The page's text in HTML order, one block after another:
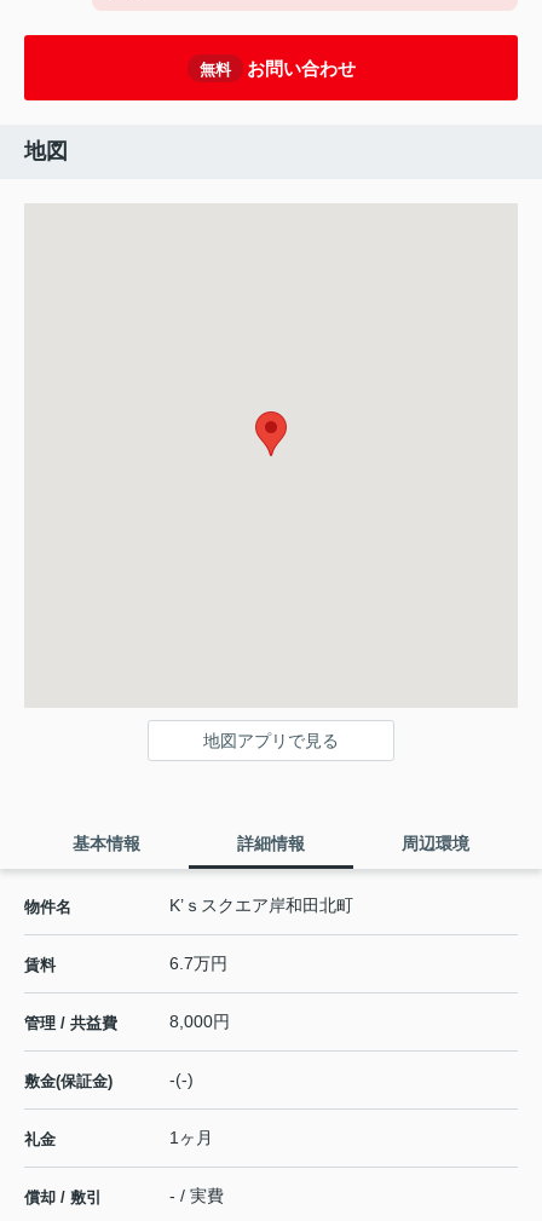
無料 お問い合わせ
地図
地図アプリで見る
基本情報 詳細情報 周辺環境
物件名 K’ｓスクエア岸和田北町
賃料 6.7万円
管理 / 共益費 8,000円
敷金(保証金) -(-)
礼金 1ヶ月
償却 / 敷引 - / 実費